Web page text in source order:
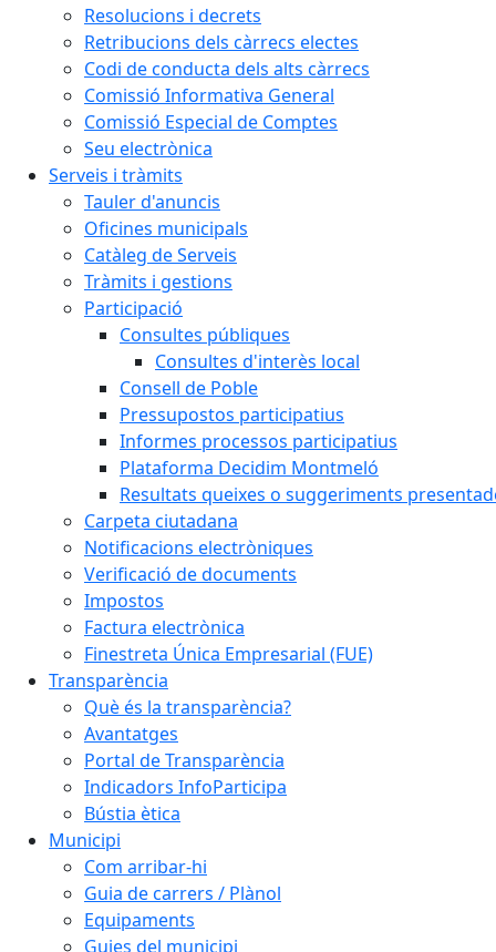
Resolucions i decrets
Retribucions dels càrrecs electes
Codi de conducta dels alts càrrecs
Comissió Informativa General
Comissió Especial de Comptes
Seu electrònica
Serveis i tràmits
Tauler d'anuncis
Oficines municipals
Catàleg de Serveis
Tràmits i gestions
Participació
Consultes públiques
Consultes d'interès local
Consell de Poble
Pressupostos participatius
Informes processos participatius
Plataforma Decidim Montmeló
Resultats queixes o suggeriments
Carpeta ciutadana
Notificacions electròniques
Verificació de documents
Impostos
Factura electrònica
Finestreta Única Empresarial (FUE)
Transparència
Què és la transparència?
Avantatges
Portal de Transparència
Indicadors InfoParticipa
Bústia ètica
Municipi
Com arribar-hi
Guia de carrers / Plànol
Equipaments
Guies del municipi